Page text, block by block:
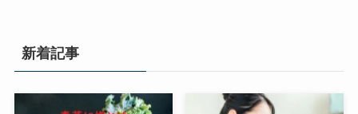
新着記事